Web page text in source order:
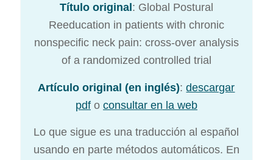
Título original : Global Postural
Reeducation in patients with chronic
nonspecific neck pain: cross-over analysis
of a randomized controlled trial
Artículo original (en inglés):descargar
pdfo consultar en la web
Lo que sigue es una traducción al español
usando en parte métodos automáticos. En